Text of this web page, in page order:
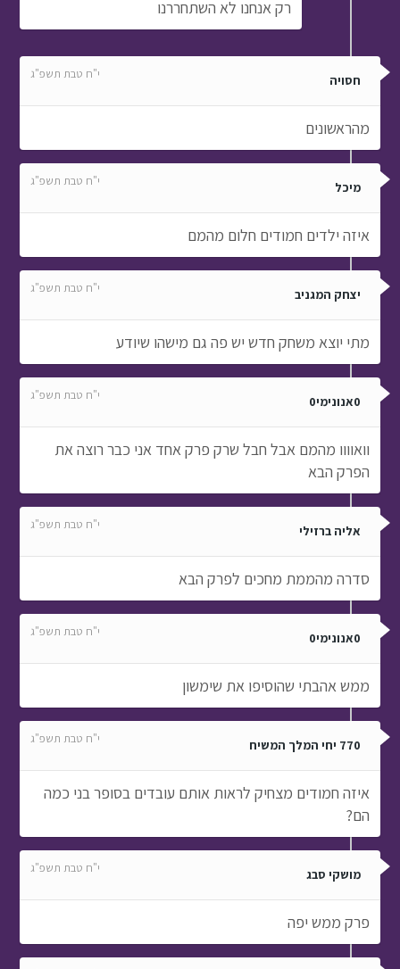
רק אנחנו לא השתחררנו
חסויה י"ח טבת תשפ"ג
מהראשונים
מיכל י"ח טבת תשפ"ג
איזה ילדים חמודים חלום מהמם
יצחק המגניב י"ח טבת תשפ"ג
מתי יוצא משחק חדש יש פה גם מישהו שיודע
0אנונימי0 י"ח טבת תשפ"ג
וואוווו מהמם אבל חבל שרק פרק אחד אני כבר רוצה את
הפרק הבא
אליה ברזילי י"ח טבת תשפ"ג
סדרה מהממת מחכים לפרק הבא
0אנונימי0 י"ח טבת תשפ"ג
ממש אהבתי שהוסיפו את שימשון
770 יחי המלך המשיח י"ח טבת תשפ"ג
איזה חמודים מצחיק לראות אותם עובדים בסופר בני כמה
הם?
מושקי סבג י"ח טבת תשפ"ג
פרק ממש יפה